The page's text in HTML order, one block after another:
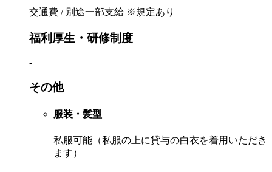
交通費 / 別途一部支給 ※規定あり
福利厚生・研修制度
-
その他
服装・髪型
私服可能（私服の上に貸与の白衣を着用いただき
ます）